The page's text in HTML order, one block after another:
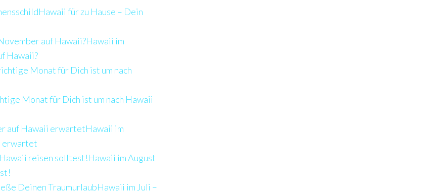
Hawaii für zu Hause – Dein
Hawaii im
Hawaii?
Monat für Dich ist um nach Hawaii
Hawaii im
erwartet
Hawaii im August
Hawaii im Juli –